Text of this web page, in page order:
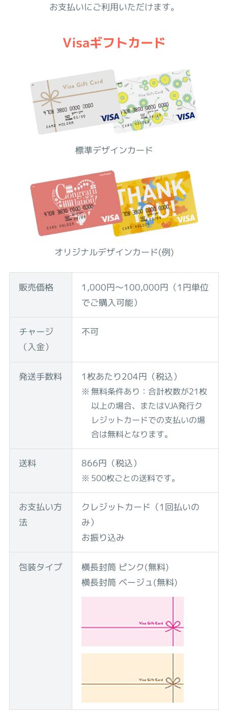
お支払いにご利用いただけます。
Visaギフトカード
標準デザインカード
オリジナルデザインカード(例)
販売価格
1,000円〜100,000円（1円単位
でご購入可能）
チャージ
（入金）
不可
発送手数料 1枚あたり204円（税込）
無料条件あり：合計枚数が21枚
以上の場合、またはVJA発行ク
レジットカードでの支払いの場
合は無料となります。
送料 866円（税込）
500枚ごとの送料です。
お支払い方
法
クレジットカード（1回払いの
み）
お振り込み
包装タイプ
横長封筒 ピンク(無料)
横長封筒 ベージュ(無料)